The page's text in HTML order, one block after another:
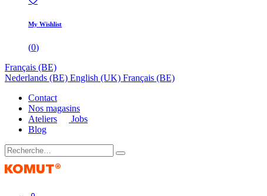
My Wishlist
(0)
Français (BE)
Nederlands (BE) English (UK) Français (BE)
Contact
Nos magasins
Ateliers
Jobs
Blog